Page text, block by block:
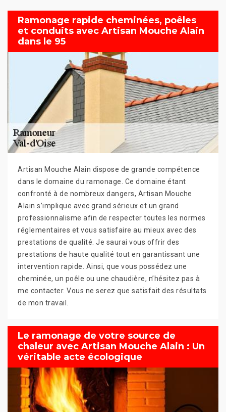
Ramonage rapide cheminées, poêles
et conduits avec Artisan Mouche Alain
dans le 95
Artisan Mouche Alain dispose de grande compétence
dans le domaine du ramonage. Ce domaine étant
confronté à de nombreux dangers, Artisan Mouche
Alain s’implique avec grand sérieux et un grand
professionnalisme afin de respecter toutes les normes
réglementaires et vous satisfaire au mieux avec des
prestations de qualité. Je saurai vous offrir des
prestations de haute qualité tout en garantissant une
intervention rapide. Ainsi, que vous possédez une
cheminée, un poêle ou une chaudière, n’hésitez pas à
me contacter. Vous ne serez que satisfait des résultats
de mon travail.
Le ramonage de votre source de
chaleur avec Artisan Mouche Alain : Un
véritable acte écologique